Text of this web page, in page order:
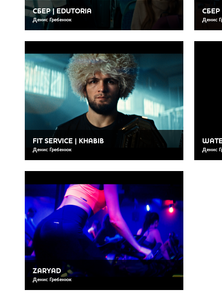
СБЕР | EDUTORIA
Денис Гребенюк
СБЕР
Денис
FIT SERVICE | KHABIB
Денис Гребенюк Денис
ZARYAD
Денис Гребенюк